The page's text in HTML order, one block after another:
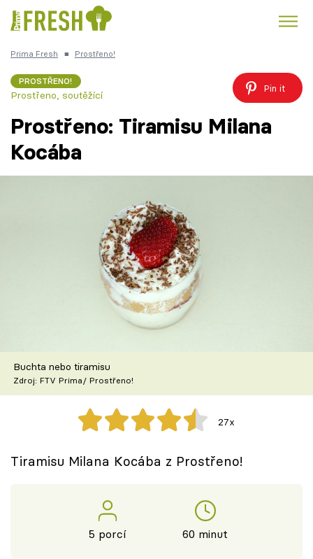
Česká kuchyně
Recepty z TV
Speciál: Cuketa
Těhotnej kuchař
Sledujte prima+
Prima Fresh ■ Prostřeno!
PROSTŘENO!
Prostřeno, soutěžící
Pin it
Prostřeno: Tiramisu Milana
Kocába
Buchta nebo tiramisu
Zdroj: FTV Prima/ Prostřeno!
27x
Tiramisu Milana Kocába z Prostřeno!
5 porcí 60 minut